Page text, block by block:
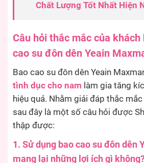
Chất Lượng Tốt Nhất Hiện
Câu hỏi thắc mắc của khách
cao su đôn dên Yeain
Bao cao su đôn dên Yeain
tình dục cho nam làm gia tăng
hiệu quả. Nhằm giải đáp thắc
sau đây là một số câu hỏi được
thập được:
1. Sử dụng bao cao su đôn dên
mang lại những lợi ích gì